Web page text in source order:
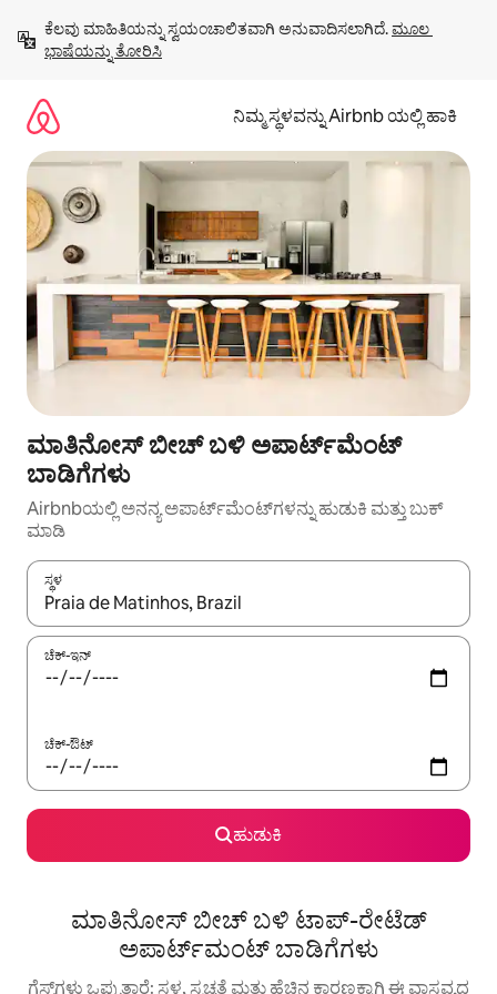
ಹೋಗಿ
ಕೆಲವು ಮಾಹಿತಿಯನ್ನು ಸ್ವಯಂಚಾಲಿತವಾಗಿ ಅನುವಾದಿಸಲಾಗಿದೆ. ಮೂಲ
ಭಾಷೆಯನ್ನು ತೋರಿಸಿ
ನಿಮ್ಮ ಸ್ಥಳವನ್ನು Airbnb ಯಲ್ಲಿ ಹಾಕಿ
ಮಾತಿನೋಸ್ ಬೀಚ್ ಬಳಿ ಅಪಾರ್ಟ್‌ಮೆಂಟ್
ಬಾಡಿಗೆಗಳು
Airbnbಯಲ್ಲಿ ಅನನ್ಯ ಅಪಾರ್ಟ್‌ಮೆಂಟ್‌ಗಳನ್ನು ಹುಡುಕಿ ಮತ್ತು ಬುಕ್
ಮಾಡಿ
ಸ್ಥಳ
ಫಲಿತಾಂಶಗಳು ಲಭ್ಯವಿರುವಾಗ, ಅಪ್ ಮತ್ತು ಡೌನ್ ಬಾಣದ ಕೀಲಿಗಳೊಂದಿಗೆ
ಚೆಕ್-ಇನ್
ಚೆಕ್-ಔಟ್
ಹುಡುಕಿ
ಮಾತಿನೋಸ್ ಬೀಚ್ ಬಳಿ ಟಾಪ್-ರೇಟೆಡ್
ಅಪಾರ್ಟ್‌ಮಂಟ್ ಬಾಡಿಗೆಗಳು
ಗೆಸ್ಟ್‌ಗಳು ಒಪ್ಪುತ್ತಾರೆ: ಸ್ಥಳ, ಸ್ವಚ್ಛತೆ ಮತ್ತು ಹೆಚ್ಚಿನ ಕಾರಣಕ್ಕಾಗಿ ಈ ವಾಸ್ತವ್ಯದ